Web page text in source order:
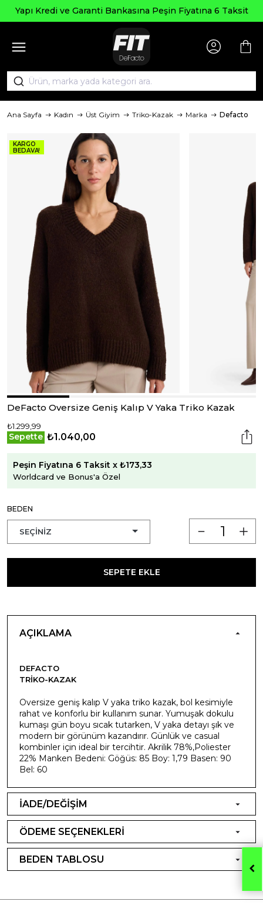
Yapı Kredi ve Garanti Bankasına Peşin Fiyatına 6 Taksit
Ana Sayfa Kadın Üst Giyim Triko-Kazak Marka Defacto
KARGO
BEDAVA!
DeFacto Oversize Geniş Kalıp V Yaka Triko Kazak
₺1.299,99
Sepette ₺1.040,00
Peşin Fiyatına 6 Taksit x ₺173,33
Worldcard ve Bonus'a Özel
BEDEN
SEPETE EKLE
AÇIKLAMA
DEFACTO
TRIKO-KAZAK
Oversize geniş kalıp V yaka triko kazak, bol kesimiyle
rahat ve konforlu bir kullanım sunar. Yumuşak dokulu
kumaşı gün boyu sıcak tutarken, V yaka detayı şık ve
modern bir görünüm kazandırır. Günlük ve casual
kombinler için ideal bir tercihtir. Akrilik 78%,Poliester
22% Manken Bedeni: Göğüs: 85 Boy: 1,79 Basen: 90
Bel: 60
İADE/DEĞİŞİM
ÖDEME SEÇENEKLERİ
BEDEN TABLOSU